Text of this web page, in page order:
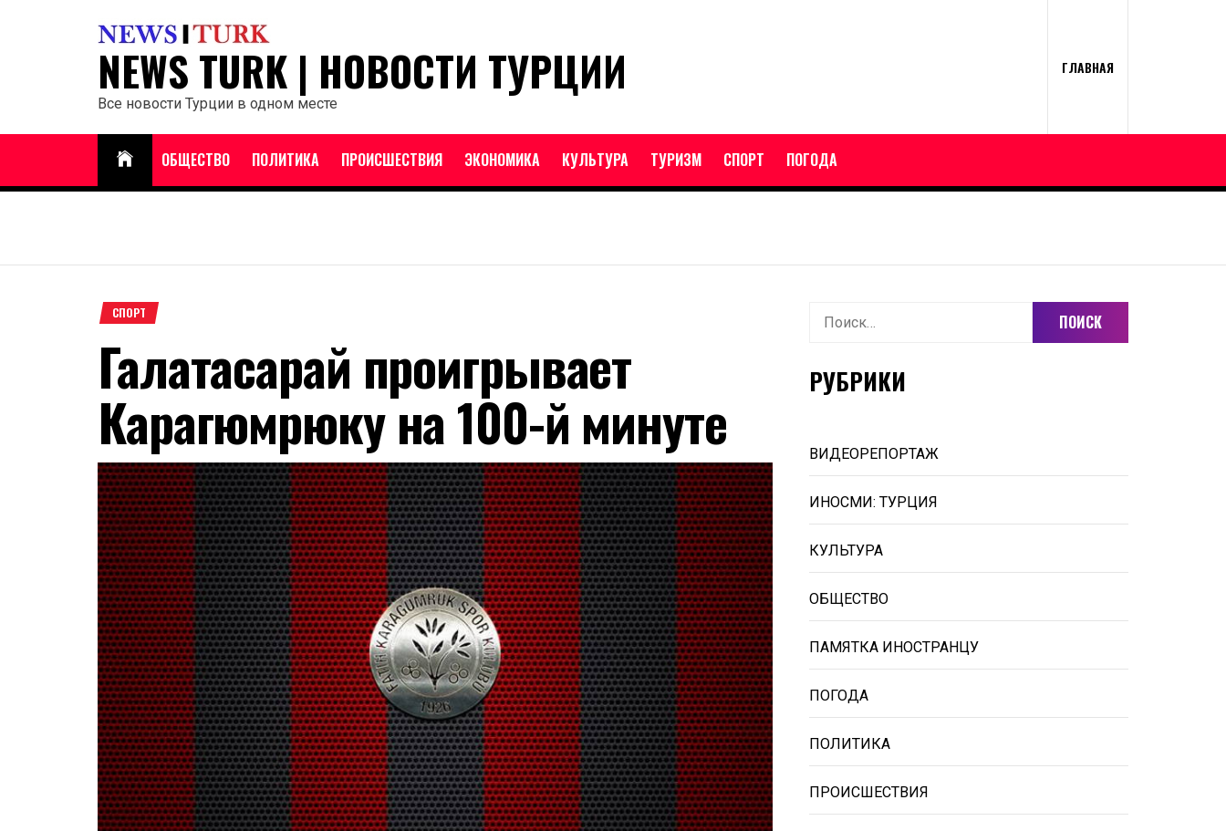
NEWS TURK | НОВОСТИ ТУРЦИИ
Все новости Турции в одном месте
ГЛАВНАЯ
ОБЩЕСТВО ПОЛИТИКА ПРОИСШЕСТВИЯ ЭКОНОМИКА КУЛЬТУРА ТУРИЗМ СПОРТ ПОГОДА
СПОРТ
Галатасарай проигрывает
Карагюмрюку на 100-й минуте
Найти:
РУБРИКИ
ВИДЕОРЕПОРТАЖ
ИНОСМИ: ТУРЦИЯ
КУЛЬТУРА
ОБЩЕСТВО
ПАМЯТКА ИНОСТРАНЦУ
ПОГОДА
ПОЛИТИКА
ПРОИСШЕСТВИЯ